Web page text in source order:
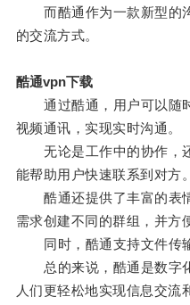
而酷通作为一款新型的
的交流方式。
酷通vpn下载
通过酷通，用户可以随时
视频通讯，实现实时沟通。
无论是工作中的协作，
能帮助用户快速联系到对方。
酷通还提供了丰富的表
需求创建不同的群组，并方
同时，酷通支持文件传输
总的来说，酷通是数字
人们更轻松地实现信息交流